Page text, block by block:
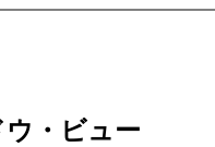
・ビュー